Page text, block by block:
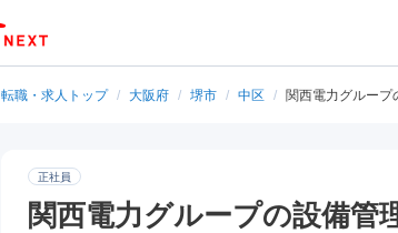
転職・求人トップ / 大阪府 / 堺市 / 中区 / 関西電力グループ
正社員
関西電力グループの設備管